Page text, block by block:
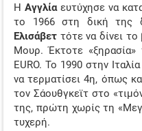
Η Αγγλίαευτύχησε να
το 1966 στη δική της
Ελισάβετ τότε να δίνει
Μουρ. Έκτοτε
EURO. Το 1990 στην
να τερματίσει 4η, όπως
τον Σάουθγκεϊτ στο
της, πρώτη χωρίς τη
τυχερή.